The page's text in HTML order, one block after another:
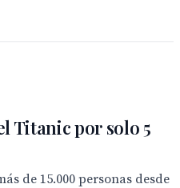
Titanic por solo 5
de 15.000 personas desde